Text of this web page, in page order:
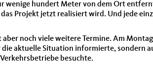
wenige hundert Meter von dem Ort
Projekt jetzt realisiert wird. Und jede
aber noch viele weitere Termine. Am
aktuelle Situation informierte, sondern
besuchte.